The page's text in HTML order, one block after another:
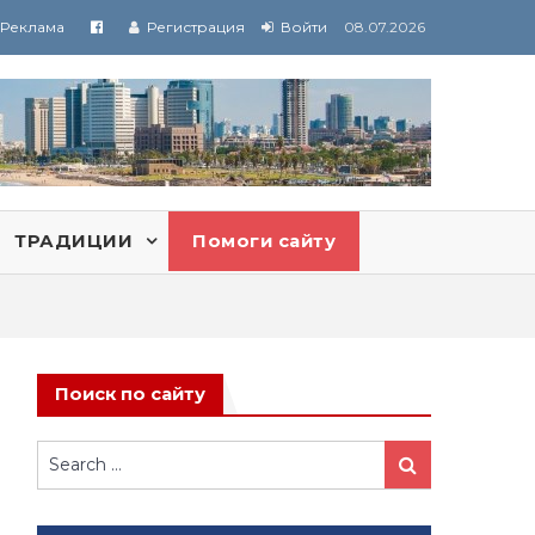
Реклама Регистрация Войти 08.07.2026
ТРАДИЦИИ Помоги сайту
Поиск по сайту
Search
for:
Search